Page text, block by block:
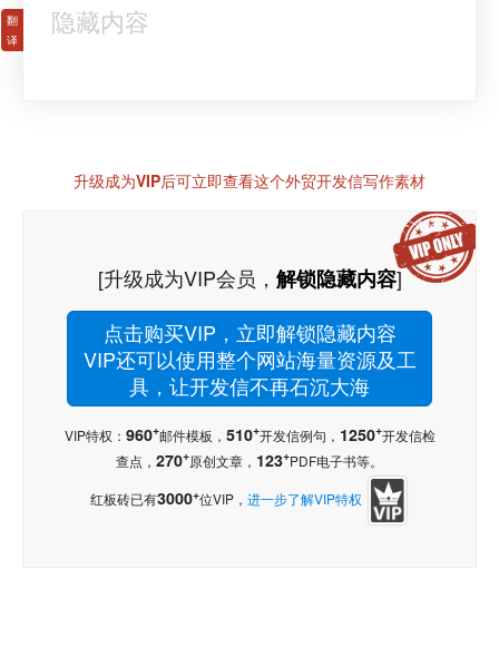
隐藏内容
升级成为VIP后可立即查看这个外贸开发信写作素材
[升级成为VIP会员， 解锁隐藏内容]
点击购买VIP，立即解锁隐藏内容
VIP还可以使用整个网站海量资源及工
具，让开发信不再石沉大海
VIP特权： 960+邮件模板， 510+开发信例句， 1250+开发信检
查点， 270+原创文章， 123+PDF电子书等。
红板砖已有3000+位VIP， 进一步了解VIP特权